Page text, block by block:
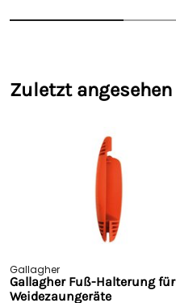
Zuletzt angesehen
Gallagher
Gallagher Fuß-Halterung für
Weidezaungeräte